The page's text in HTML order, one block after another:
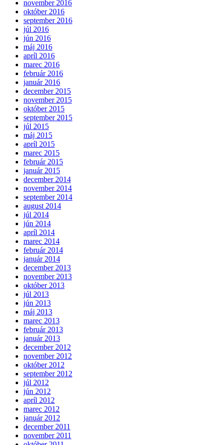
november 2016
október 2016
september 2016
júl 2016
jún 2016
máj 2016
apríl 2016
marec 2016
február 2016
január 2016
december 2015
november 2015
október 2015
september 2015
júl 2015
máj 2015
apríl 2015
marec 2015
február 2015
január 2015
december 2014
november 2014
september 2014
august 2014
júl 2014
jún 2014
apríl 2014
marec 2014
február 2014
január 2014
december 2013
november 2013
október 2013
júl 2013
jún 2013
máj 2013
marec 2013
február 2013
január 2013
december 2012
november 2012
október 2012
september 2012
júl 2012
jún 2012
apríl 2012
marec 2012
január 2012
december 2011
november 2011